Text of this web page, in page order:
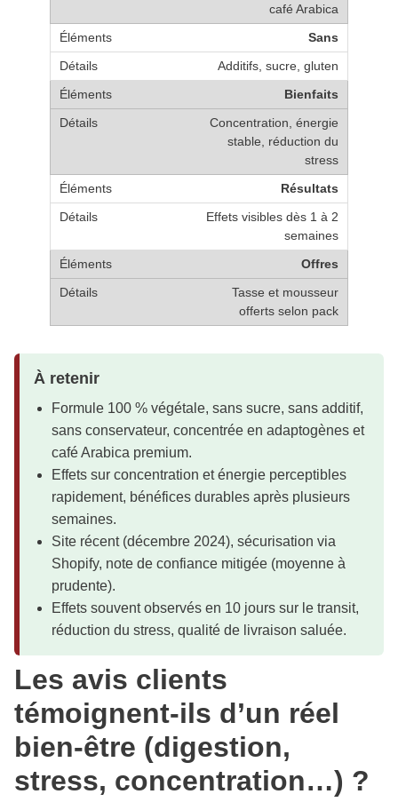
café Arabica
Sans
Additifs, sucre, gluten
Bienfaits
Concentration, énergie
stable, réduction du
stress
Résultats
Effets visibles dès 1 à 2
semaines
Offres
Tasse et mousseur
offerts selon pack
À retenir
Formule 100 % végétale, sans sucre, sans additif,
sans conservateur, concentrée en adaptogènes et
café Arabica premium.
Effets sur concentration et énergie perceptibles
rapidement, bénéfices durables après plusieurs
semaines.
Site récent (décembre 2024), sécurisation via
Shopify, note de confiance mitigée (moyenne à
prudente).
Effets souvent observés en 10 jours sur le transit,
réduction du stress, qualité de livraison saluée.
Les avis clients
témoignent-ils d’un réel
bien-être (digestion,
stress, concentration…) ?